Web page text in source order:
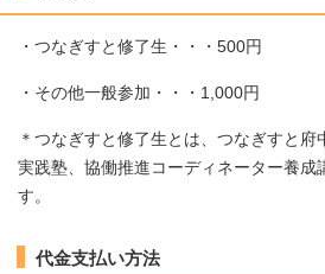
・つなぎすと修了生・・・500円
・その他一般参加・・・1,000円
＊つなぎすと修了生とは、つなぎすと府
実践塾、協働推進コーディネーター養成
す。
代金支払い方法